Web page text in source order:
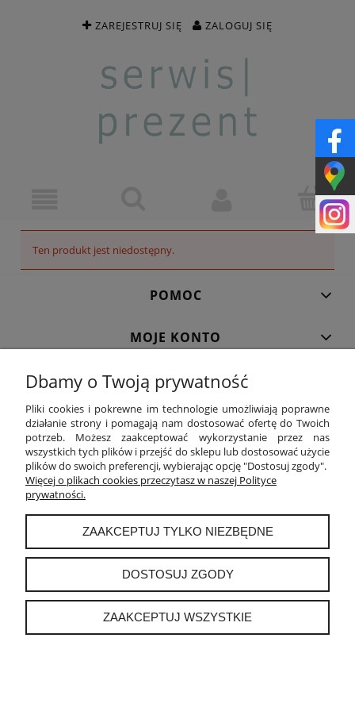
ZAREJESTRUJ SIĘ ZALOGUJ SIĘ
Ten produkt jest niedostępny.
POMOC
MOJE KONTO
PŁATNOŚCI I DOSTAWA
INFORMACJE
O NAS
POKAŻ PEŁNĄ WERSJĘ STRONY
Sklep internetowy Shoper.pl
Dbamy o Twoją prywatność
Pliki cookies i pokrewne im technologie umożliwiają poprawne
działanie strony i pomagają nam dostosować ofertę do Twoich
potrzeb. Możesz zaakceptować wykorzystanie przez nas
wszystkich tych plików i przejść do sklepu lub dostosować użycie
plików do swoich preferencji, wybierając opcję "Dostosuj zgody".
Więcej o plikach cookies przeczytasz w naszej Polityce
prywatności.
ZAAKCEPTUJ TYLKO NIEZBĘDNE
DOSTOSUJ ZGODY
ZAAKCEPTUJ WSZYSTKIE